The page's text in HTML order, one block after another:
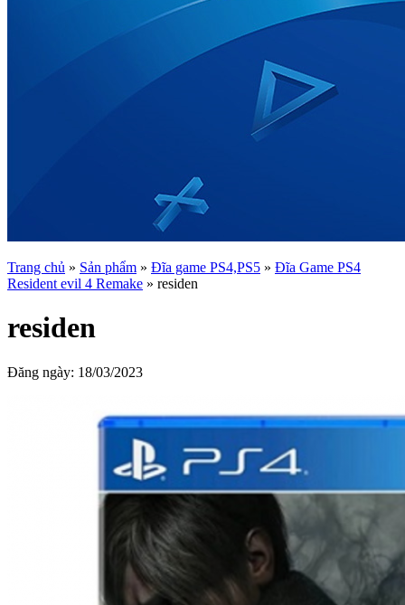
Trang chủ » Sản phẩm » Đĩa game PS4,PS5 » Đĩa Game PS4
Resident evil 4 Remake » residen
residen
Đăng ngày: 18/03/2023